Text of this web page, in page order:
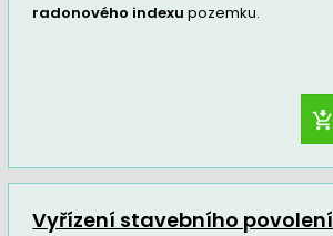
radonového indexu pozemku.
Vyřízení stavebního povolení